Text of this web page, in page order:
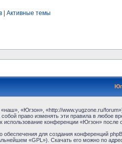
Активные темы
«Югзон», «http://www.yugzone.ru/
право изменять эти правила в любое
использование конференции «Югзон»
для создания конференций
«GPL»). Скачать его можно по